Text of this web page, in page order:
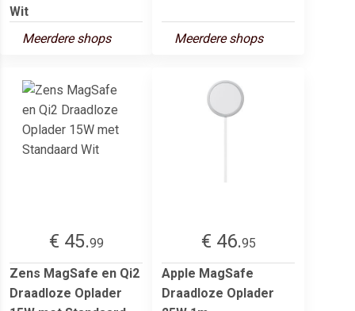
Wit
Meerdere shops
Meerdere shops
€ 45.99
Zens MagSafe en Qi2
Draadloze Oplader
€ 46.95
Apple MagSafe
Draadloze Oplader